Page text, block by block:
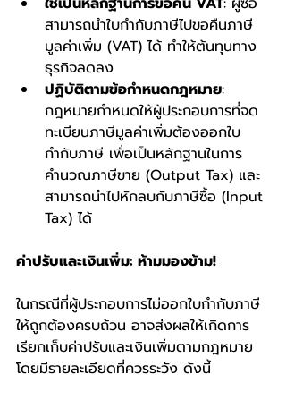
สามารถนำใบกำกับภาษีไปขอคืนภาษี
มูลค่าเพิ่ม (VAT) ได้ ทำให้ต้นทุนทาง
ธุรกิจลดลง
ปฏิบัติตามข้อกำหนดกฎหมาย:
กฎหมายกำหนดให้ผู้ประกอบการที่จด
ทะเบียนภาษีมูลค่าเพิ่มต้องออกใบ
กำกับภาษี เพื่อเป็นหลักฐานในการ
คำนวณภาษีขาย (Output Tax) และ
สามารถนำไปหักลบกับภาษีซื้อ (Input
Tax) ได้
ค่าปรับและเงินเพิ่ม: ห้ามมองข้าม!
ในกรณีที่ผู้ประกอบการไม่ออกใบกำกับภาษี
ให้ถูกต้องครบถ้วน อาจส่งผลให้เกิดการ
เรียกเก็บค่าปรับและเงินเพิ่มตามกฎหมาย
โดยมีรายละเอียดที่ควรระวัง ดังนี้